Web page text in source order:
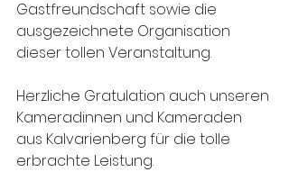
Gastfreundschaft sowie die
ausgezeichnete Organisation
dieser tollen Veranstaltung.
Herzliche Gratulation auch unseren
Kameradinnen und Kameraden
aus Kalvarienberg für die tolle
erbrachte Leistung.